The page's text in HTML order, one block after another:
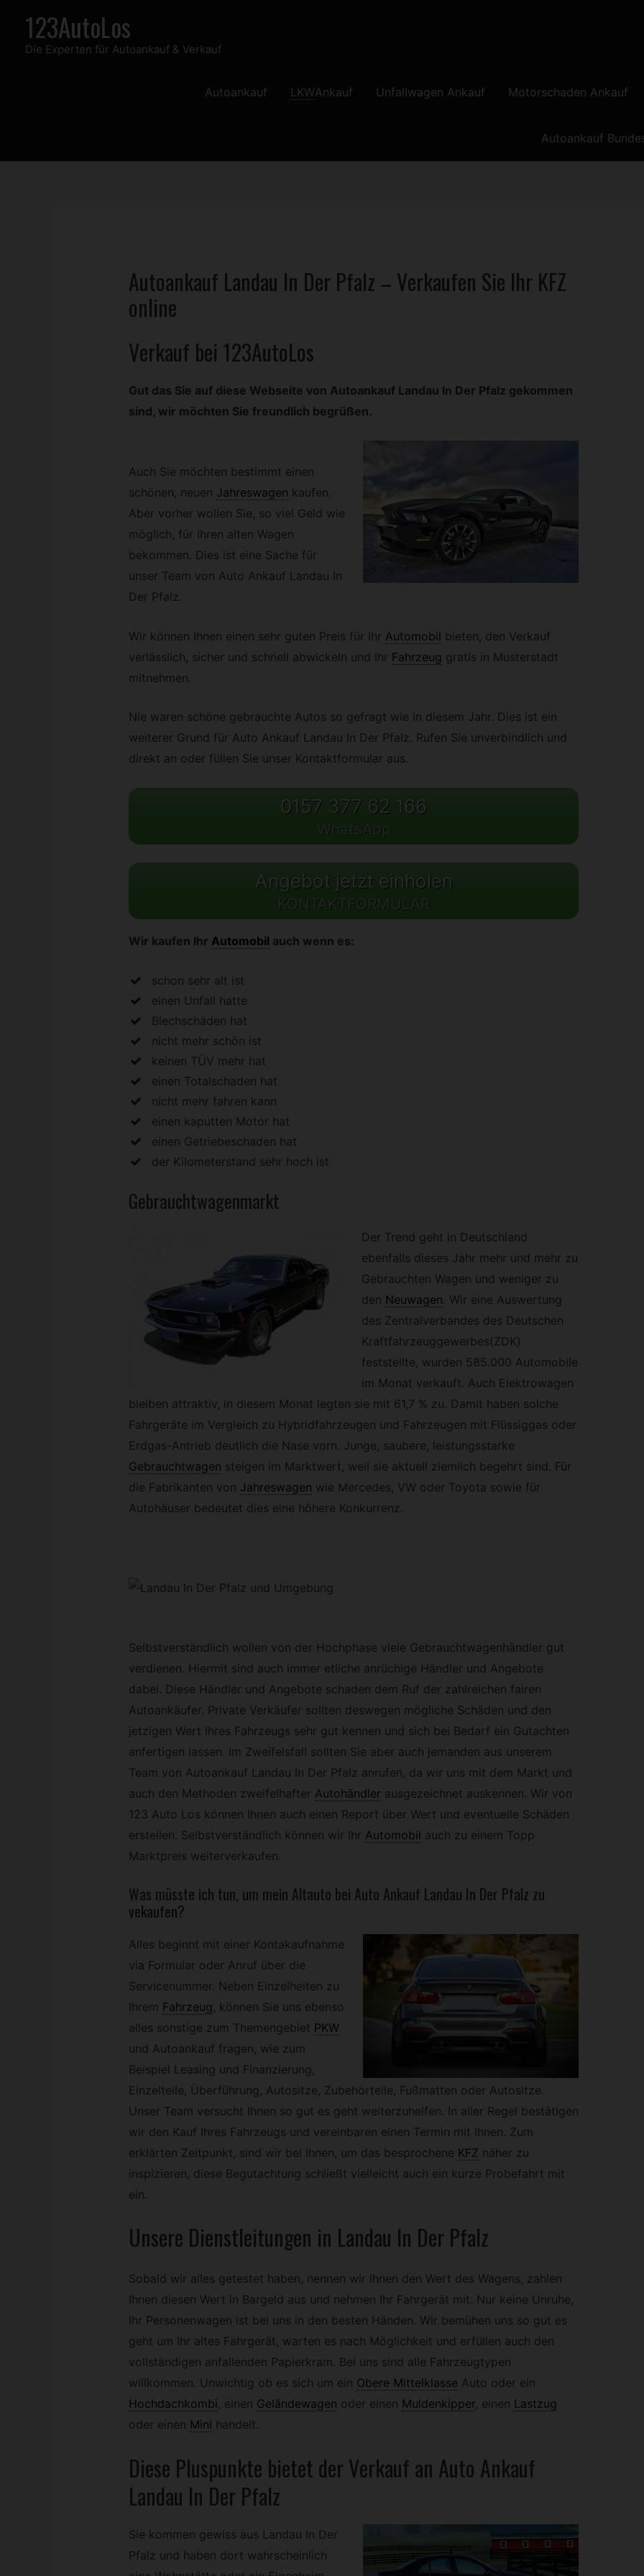
springen
123AutoLos
Die Experten für Autoankauf & Verkauf
Autoankauf LKWAnkauf Unfallwagen Ankauf Motorschaden Ankauf
Autoankauf
Autoankauf Landau In Der Pfalz – Verkaufen Sie Ihr KFZ
online
Verkauf bei 123AutoLos
Gut das Sie auf diese Webseite von Autoankauf Landau In Der Pfalz gekommen
sind, wir möchten Sie freundlich begrüßen.
Auch Sie möchten bestimmt einen
schönen, neuen Jahreswagen kaufen.
Aber vorher wollen Sie, so viel Geld wie
möglich, für Ihren alten Wagen
bekommen. Dies ist eine Sache für
unser Team von Auto Ankauf Landau In
Der Pfalz.
Wir können Ihnen einen sehr guten Preis für Ihr Automobil bieten, den Verkauf
verlässlich, sicher und schnell abwickeln und Ihr Fahrzeug gratis in Musterstadt
mitnehmen.
Nie waren schöne gebrauchte Autos so gefragt wie in diesem Jahr. Dies ist ein
weiterer Grund für Auto Ankauf Landau In Der Pfalz. Rufen Sie unverbindlich und
direkt an oder füllen Sie unser Kontaktformular aus.
0157 377 62 166
WhatsApp
Angebot jetzt einholen
KONTAKTFORMULAR
Wir kaufen Ihr Automobil auch wenn es:
schon sehr alt ist
einen Unfall hatte
Blechschäden hat
nicht mehr schön ist
keinen TÜV mehr hat
einen Totalschaden hat
nicht mehr fahren kann
einen kaputten Motor hat
einen Getriebeschaden hat
der Kilometerstand sehr hoch ist
Gebrauchtwagenmarkt
Der Trend geht in Deutschland
ebenfalls dieses Jahr mehr und mehr zu
Gebrauchten Wagen und weniger zu
den Neuwagen. Wir eine Auswertung
des Zentralverbandes des Deutschen
Kraftfahrzeuggewerbes(ZDK)
feststellte, wurden 585.000 Automobile
im Monat verkauft. Auch Elektrowagen
bleiben attraktiv, in diesem Monat legten sie mit 61,7 % zu. Damit haben solche
Fahrgeräte im Vergleich zu Hybridfahrzeugen und Fahrzeugen mit Flüssiggas oder
Erdgas-Antrieb deutlich die Nase vorn. Junge, saubere, leistungsstarke
Gebrauchtwagen steigen im Marktwert, weil sie aktuell ziemlich begehrt sind. Für
die Fabrikanten von Jahreswagen wie Mercedes, VW oder Toyota sowie für
Autohäuser bedeutet dies eine höhere Konkurrenz.
Selbstverständlich wollen von der Hochphase viele Gebrauchtwagenhändler gut
verdienen. Hiermit sind auch immer etliche anrüchige Händler und Angebote
dabei. Diese Händler und Angebote schaden dem Ruf der zahlreichen fairen
Autoankäufer. Private Verkäufer sollten deswegen mögliche Schäden und den
jetzigen Wert Ihres Fahrzeugs sehr gut kennen und sich bei Bedarf ein Gutachten
anfertigen lassen. Im Zweifelsfall sollten Sie aber auch jemanden aus unserem
Team von Autoankauf Landau In Der Pfalz anrufen, da wir uns mit dem Markt und
auch den Methoden zweifelhafter Autohändler ausgezeichnet auskennen. Wir von
123 Auto Los können Ihnen auch einen Report über Wert und eventuelle Schäden
erstellen. Selbstverständlich können wir Ihr Automobil auch zu einem Topp
Marktpreis weiterverkaufen.
Was müsste ich tun, um mein Altauto bei Auto Ankauf Landau In Der Pfalz zu
vekaufen?
Alles beginnt mit einer Kontakaufnahme
via Formular oder Anruf über die
Servicenummer. Neben Einzelheiten zu
Ihrem Fahrzeug können Sie uns ebenso
alles sonstige zum Themengebiet PKW
und Autoankauf fragen, wie zum
Beispiel Leasing und Finanzierung,
Einzelteile, Überführung, Autositze, Zubehörteile, Fußmatten oder Autositze.
Unser Team versucht Ihnen so gut es geht weiterzuhelfen. In aller Regel bestätigen
wir den Kauf Ihres Fahrzeugs und vereinbaren einen Termin mit Ihnen. Zum
erklärten Zeitpunkt, sind wir bei Ihnen, um das besprochene KFZ näher zu
inspizieren, diese Begutachtung schließt vielleicht auch ein kurze Probefahrt mit
ein.
Unsere Dienstleitungen in Landau In Der Pfalz
Sobald wir alles getestet haben, nennen wir Ihnen den Wert des Wagens, zahlen
Ihnen diesen Wert in Bargeld aus und nehmen Ihr Fahrgerät mit. Nur keine Unruhe,
Ihr Personenwagen ist bei uns in den besten Händen. Wir bemühen uns so gut es
geht um Ihr altes Fahrgerät, warten es nach Möglichkeit und erfüllen auch den
vollständigen anfallenden Papierkram. Bei uns sind alle Fahrzeugtypen
willkommen. Unwichtig ob es sich um ein Obere Mittelklasse Auto oder ein
Hochdachkombi, einen Geländewagen oder einen Muldenkipper, einen Lastzug
oder einen Mini handelt.
Diese Pluspunkte bietet der Verkauf an Auto Ankauf
Landau In Der Pfalz
Sie kommen gewiss aus Landau In Der
Pfalz und haben dort wahrscheinlich